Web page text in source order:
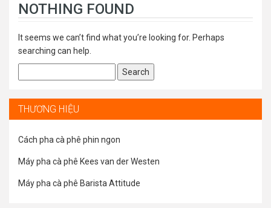
NOTHING FOUND
It seems we can’t find what you’re looking for. Perhaps
searching can help.
for:
THƯƠNG HIỆU
Cách pha cà phê phin ngon
Máy pha cà phê Kees van der Westen
Máy pha cà phê Barista Attitude